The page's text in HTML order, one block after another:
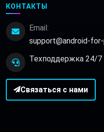
КОНТАКТЫ
Email:
support@android-
Техподдержка 24/7
Связаться с нами